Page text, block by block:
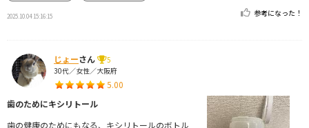
2025.10.04 15:16:15 参考になった！
じょーさん
5
30代／女性／大阪府
5.00
歯のためにキシリトール
歯の健康のためにもなる、キシリトールのボトル